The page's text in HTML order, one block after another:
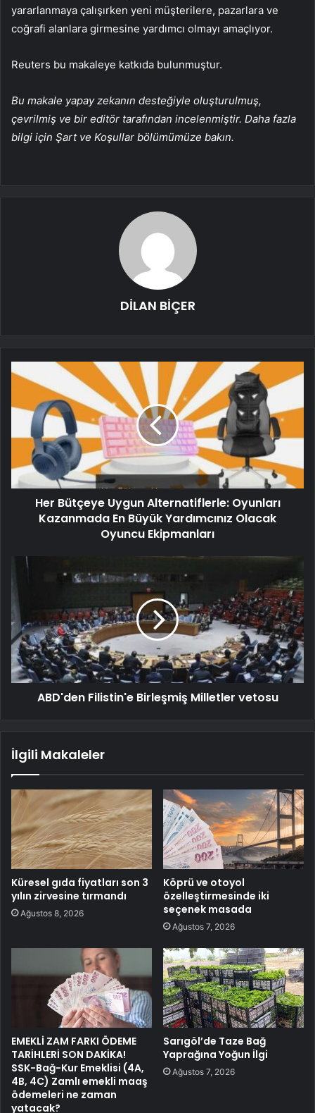
yararlanmaya çalışırken yeni müşterilere, pazarlara ve
coğrafi alanlara girmesine yardımcı olmayı amaçlıyor.
Reuters bu makaleye katkıda bulunmuştur.
Bu makale yapay zekanın desteğiyle oluşturulmuş,
çevrilmiş ve bir editör tarafından incelenmiştir. Daha fazla
bilgi için Şart ve Koşullar bölümümüze bakın.
DİLAN BİÇER
Her Bütçeye Uygun Alternatiflerle: Oyunları
Kazanmada En Büyük Yardımcınız Olacak
Oyuncu Ekipmanları
ABD'den Filistin'e Birleşmiş Milletler vetosu
İlgili Makaleler
Küresel gıda fiyatları son 3
yılın zirvesine tırmandı
Ağustos 8, 2026
Köprü ve otoyol
özelleştirmesinde iki
seçenek masada
Ağustos 7, 2026
EMEKLİ ZAM FARKI ÖDEME
TARİHLERİ SON DAKİKA!
SSK-Bağ-Kur Emeklisi (4A,
4B, 4C) Zamlı emekli maaş
ödemeleri ne zaman
yatacak?
Sarıgöl’de Taze Bağ
Yaprağına Yoğun İlgi
Ağustos 7, 2026